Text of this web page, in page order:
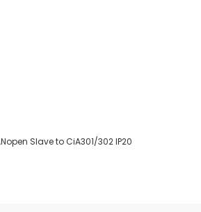
Slave to CiA301/302 IP20